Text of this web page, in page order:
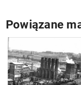
Powiązane